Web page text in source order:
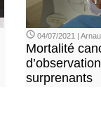
04/07/2021 |
Mortalité
surprenants